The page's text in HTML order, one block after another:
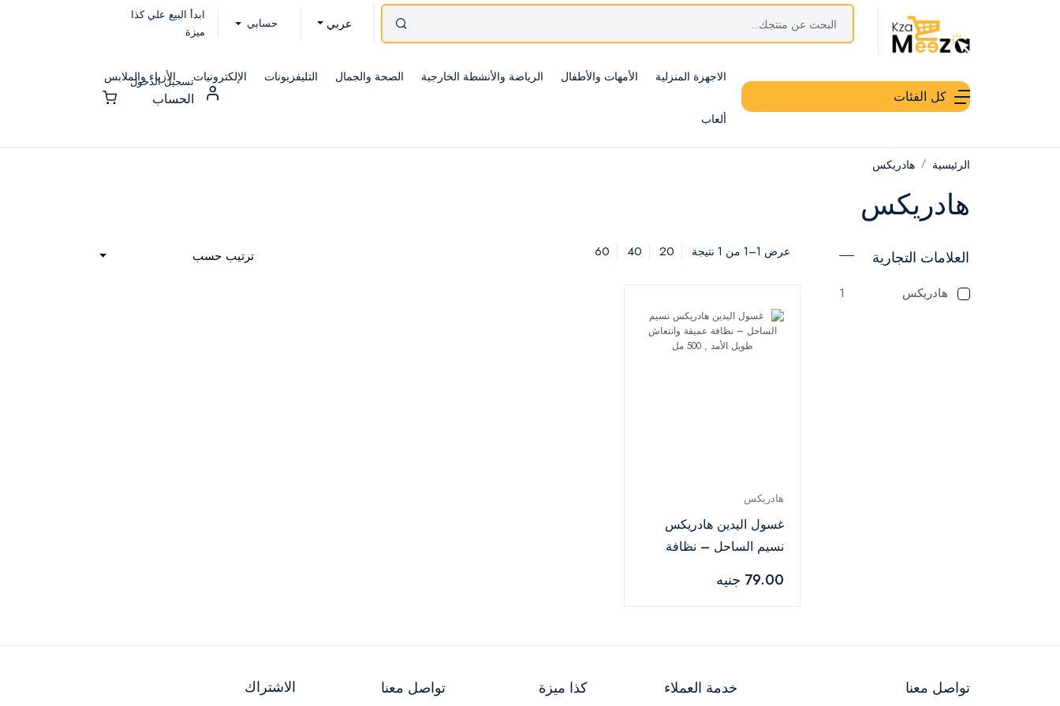
عربي حسابي
ابدأ البيع علي كذا
ميزة
كل الفئات
الاجهزة المنزلية الأمهات والأطفال الرياضة والأنشطة الخارجية الصحة والجمال التليفزيونات الإلكترونيات الأزياء والملابس
ألعاب
تسجيل الدخول
الحساب
الرئيسية هادريكس
هادريكس
العلامات التجارية
هادريكس 1
عرض 1–1 من 1 نتيجة 20
40
60 ترتيب حسب
هادريكس
غسول اليدين هادريكس
نسيم الساحل – نظافة
, 500 مل
79.00 جنيه
تواصل معنا خدمة العملاء كذا ميزة تواصل معنا الاشتراك